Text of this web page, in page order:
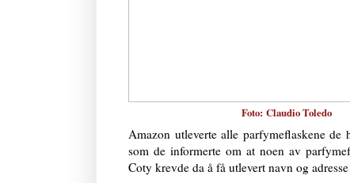
Foto: Claudio Toledo
Amazon utleverte alle parfymeflaskene de
som de informerte om at noen av
Coty krevde da å få utlevert navn og